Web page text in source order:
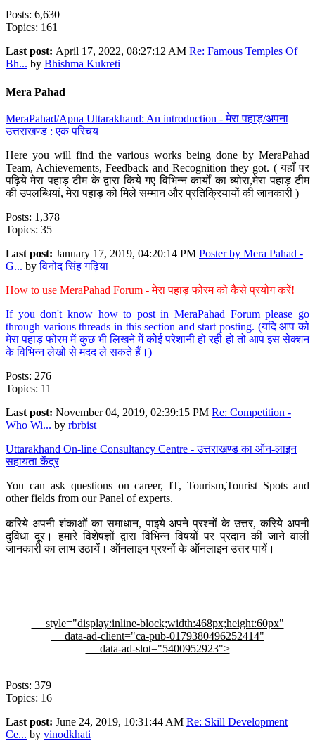
Posts: 6,630
Topics: 161
Last post: April 17, 2022, 08:27:12 AM Re: Famous Temples Of
Bh... by Bhishma Kukreti
Mera Pahad
MeraPahad/Apna Uttarakhand: An introduction - मेरा पहाड़/अपना
उत्तराखण्ड : एक परिचय
Here you will find the various works being done by MeraPahad
Team, Achievements, Feedback and Recognition they got. ( यहाँ पर
पढ़िये मेरा पहाड़ टीम के द्वारा किये गए विभिन्न कार्यों का ब्योरा,मेरा पहाड़ टीम
की उपलब्धियां, मेरा पहाड़ को मिले सम्मान और प्रतिक्रियायों की जानकारी )
Posts: 1,378
Topics: 35
Last post: January 17, 2019, 04:20:14 PM Poster by Mera Pahad -
G... byविनोद सिंह गढ़िया
How to use MeraPahad Forum - मेरा पहाड़ फोरम को कैसे प्रयोग करें!
If you don't know how to post in MeraPahad Forum please go
through various threads in this section and start posting. (यदि आप को
मेरा पहाड़ फोरम में कुछ भी लिखने में कोई परेशानी हो रही हो तो आप इस सेक्शन
के विभिन्न लेखों से मदद ले सकते हैं।)
Posts: 276
Topics: 11
Last post: November 04, 2019, 02:39:15 PM Re: Competition -
Who Wi... by rbrbist
Uttarakhand On-line Consultancy Centre - उत्तराखण्ड का ऑन-लाइन
सहायता केंद्र
You can ask questions on career, IT, Tourism,Tourist Spots and
other fields from our Panel of experts.
करिये अपनी शंकाओं का समाधान, पाइये अपने प्रश्नों के उत्तर, करिये अपनी
दुविधा दूर। हमारे विशेषज्ञों द्वारा विभिन्न विषयों पर प्रदान की जाने वाली
जानकारी का लाभ उठायें। ऑनलाइन प्रश्नों के ऑनलाइन उत्तर पायें।
style="display:inline-block;width:468px;height:60px"
data-ad-client="ca-pub-0179380496252414"
data-ad-slot="5400952923">
Posts: 379
Topics: 16
Last post: June 24, 2019, 10:31:44 AM Re: Skill Development
Ce... by vinodkhati